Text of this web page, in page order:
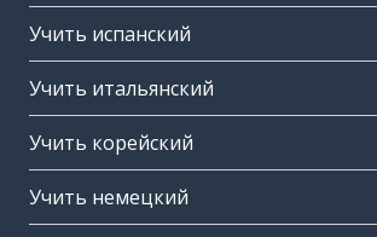
Учить испанский
Учить итальянский
Учить корейский
Учить немецкий